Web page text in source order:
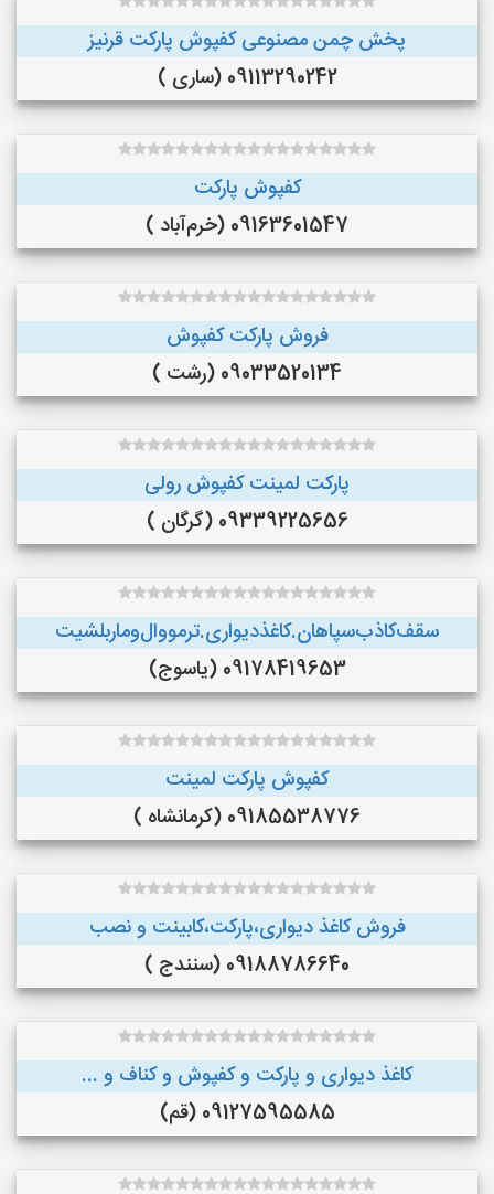
پخش چمن مصنوعی کفپوش پارکت قرنیز
09113290242 (ساری )
کفپوش پارکت
09163601547 (خرم‌آباد )
فروش پارکت کفپوش
09033520134 (رشت )
پارکت لمینت کفپوش رولی
09339225656 (گرگان )
سقف‌کاذب‌سپاهان‌.کاغذ‌دیواری.ترمووال‌و‌ماربلشیت
09178419653 (یاسوج)
کفپوش پارکت لمینت
09185538776 (کرمانشاه )
فروش کاغذ دیواری،پارکت،کابینت و نصب
09188786640 (سنندج )
کاغذ دیواری و پارکت و کفپوش و کناف و ...
09127595585 (قم)